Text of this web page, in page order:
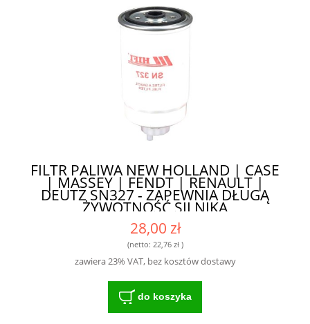
FILTR PALIWA NEW HOLLAND | CASE
| MASSEY | FENDT | RENAULT |
DEUTZ SN327 - ZAPEWNIA DŁUGĄ
ŻYWOTNOŚĆ SILNIKA
28,00 zł
(netto: 22,76 zł)
zawiera 23% VAT, bez kosztów dostawy
do koszyka